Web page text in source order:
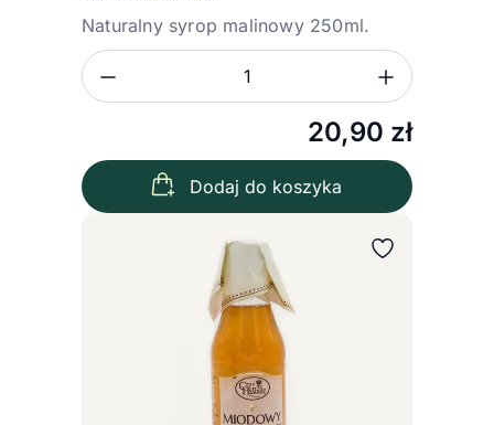
Naturalny syrop malinowy 250ml.
20,90 zł
Zmniejsz ilość
Dodaj do koszyka